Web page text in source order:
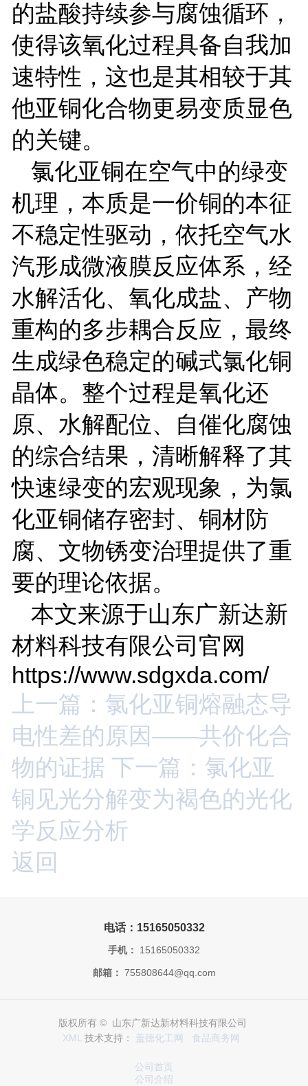
的盐酸持续参与腐蚀循环，
使得该氧化过程具备自我加
速特性，这也是其相较于其
他亚铜化合物更易变质显色
的关键。
氯化亚铜在空气中的绿变
机理，本质是一价铜的本征
不稳定性驱动，依托空气水
汽形成微液膜反应体系，经
水解活化、氧化成盐、产物
重构的多步耦合反应，最终
生成绿色稳定的碱式氯化铜
晶体。整个过程是氧化还
原、水解配位、自催化腐蚀
的综合结果，清晰解释了其
快速绿变的宏观现象，为氯
化亚铜储存密封、铜材防
腐、文物锈变治理提供了重
要的理论依据。
本文来源于山东广新达新
材料科技有限公司官网
https://www.sdgxda.com/
上一篇：氯化亚铜熔融态导
电性差的原因——共价化合
物的证据 下一篇：氯化亚
铜见光分解变为褐色的光化
学反应分析
返回
电话：15165050332
手机： 15165050332
邮箱： 755808644@qq.com
版权所有 © 山东广新达新材料科技有限公司
XML
技术支持： 盖德化工网 食品商务网
公司首页
公司介绍